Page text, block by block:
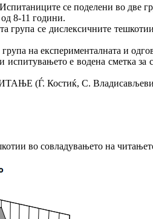
се поделени во две
8-11 години.
група се дислексичните
на експерименталната и
е водена сметка за
(Ѓ. Костиќ, С. Владисављевиќ,
во совладувањето на